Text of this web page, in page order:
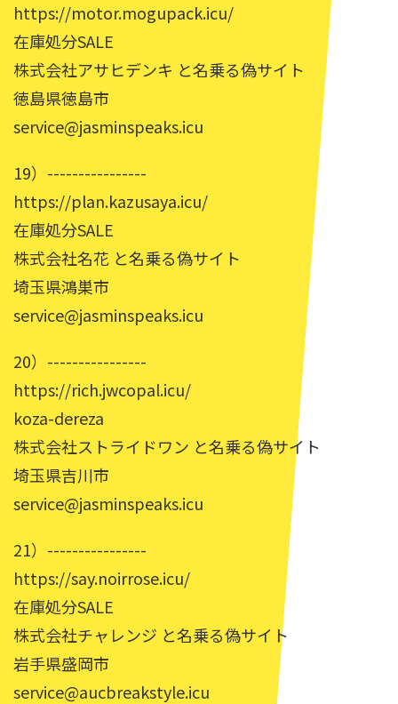
https://motor.mogupack.icu/
在庫処分SALE
株式会社アサヒデンキ と名乗る偽サイト
徳島県徳島市
service@jasminspeaks.icu
19）----------------
https://plan.kazusaya.icu/
在庫処分SALE
株式会社名花 と名乗る偽サイト
埼玉県鴻巣市
service@jasminspeaks.icu
20）----------------
https://rich.jwcopal.icu/
koza-dereza
株式会社ストライドワン と名乗る偽サイト
埼玉県吉川市
service@jasminspeaks.icu
21）----------------
https://say.noirrose.icu/
在庫処分SALE
株式会社チャレンジ と名乗る偽サイト
岩手県盛岡市
service@aucbreakstyle.icu